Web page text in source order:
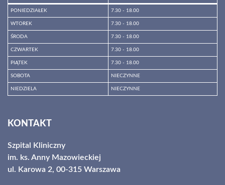
PONIEDZIAŁEK 7.30 - 18.00
WTOREK 7.30 - 18.00
ŚRODA 7.30 - 18.00
CZWARTEK 7.30 - 18.00
PIĄTEK 7.30 - 18.00
SOBOTA NIECZYNNE
NIEDZIELA
NIECZYNNE
KONTAKT
Szpital Kliniczny
im. ks. Anny Mazowieckiej
ul. Karowa 2, 00-315 Warszawa